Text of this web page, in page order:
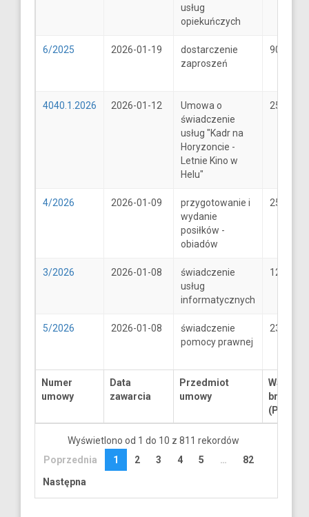
Numer
umowy
Data
zawarcia
Przedmiot
umowy
Wartość
brutto
(PLN)
usług
opiekuńczych
6/2025 2026-01-19
dostarczenie
zaproszeń
900
4040.1.2026 2026-01-12
Umowa o
świadczenie
usług "Kadr na
Horyzoncie -
Letnie Kino w
Helu"
25600
4/2026 2026-01-09
przygotowanie i
wydanie
posiłków -
obiadów
25
3/2026 2026-01-08
świadczenie
usług
informatycznych
1250
5/2026 2026-01-08
świadczenie
pomocy prawnej
2300
Wyświetlono od 1 do 10 z 811 rekordów
Poprzednia
1 2 3 4 5 …
82
Następna